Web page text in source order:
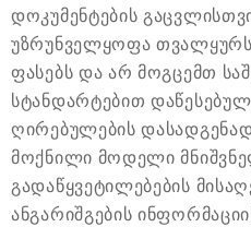
დოკუმენტების
უზრუნველყოფა თვალყურს
ფასებს და არ მოგცემთ
სტანდარტებით
ღირებულების
მოქნილი მოდელი
გადაწყვეტილებების
ანგარიშგების